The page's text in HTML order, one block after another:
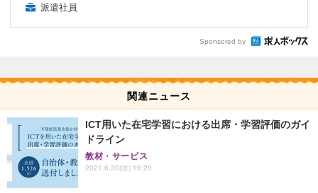
派遣社員
Sponsored by
関連ニュース
ICT用いた在宅学習における出席・学習評価のガイ
ドライン
教材・サービス
2021.6.30(水) 16:20